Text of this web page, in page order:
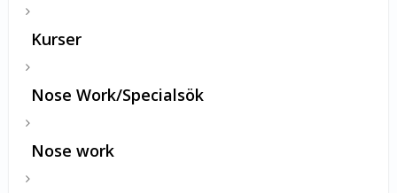
Kurser
Nose Work/Specialsök
Nose work